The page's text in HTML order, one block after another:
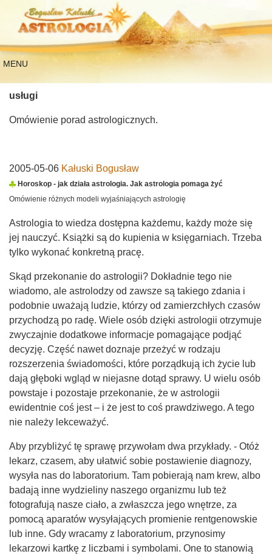
MENU
usługi
Omówienie porad astrologicznych.
2005-05-06 Kałuski Bogusław
Horoskop - jak działa astrologia. Jak astrologia pomaga żyć
Omówienie różnych modeli wyjaśniających astrologię
Astrologia to wiedza dostępna każdemu, każdy może się
jej nauczyć. Książki są do kupienia w księgarniach. Trzeba
tylko wykonać konkretną pracę.
Skąd przekonanie do astrologii? Dokładnie tego nie
wiadomo, ale astrolodzy od zawsze są takiego zdania i
podobnie uważają ludzie, którzy od zamierzchłych czasów
przychodzą po radę. Wiele osób dzięki astrologii otrzymuje
zwyczajnie dodatkowe informacje pomagające podjąć
decyzję. Część nawet doznaje przeżyć w rodzaju
rozszerzenia świadomości, które porządkują ich życie lub
dają głęboki wgląd w niejasne dotąd sprawy. U wielu osób
powstaje i pozostaje przekonanie, że w astrologii
ewidentnie coś jest – i że jest to coś prawdziwego. A tego
nie należy lekceważyć.
Aby przybliżyć tę sprawę przywołam dwa przykłady. - Otóż
lekarz, czasem, aby ułatwić sobie postawienie diagnozy,
wysyła nas do laboratorium. Tam pobierają nam krew, albo
badają inne wydzieliny naszego organizmu lub też
fotografują nasze ciało, a zwłaszcza jego wnętrze, za
pomocą aparatów wysyłających promienie rentgenowskie
lub inne. Gdy wracamy z laboratorium, przynosimy
lekarzowi kartkę z liczbami i symbolami. One to stanowią